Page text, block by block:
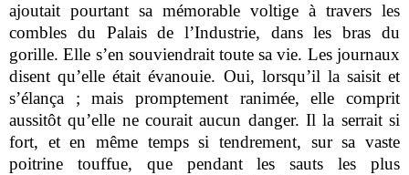
ajoutait pourtant sa mémorable voltige à travers les
combles du Palais de l’Industrie, dans les bras du
gorille. Elle s’en souviendrait toute sa vie. Les journaux
disent qu’elle était évanouie. Oui, lorsqu’il la saisit et
s’élança ; mais promptement ranimée, elle comprit
aussitôt qu’elle ne courait aucun danger. Il la serrait si
fort, et en même temps si tendrement, sur sa vaste
poitrine touffue, que pendant les sauts les plus